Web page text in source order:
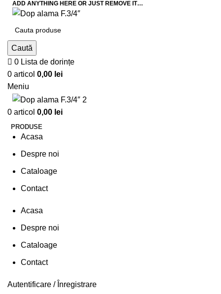
ADD ANYTHING HERE OR JUST REMOVE IT…
Caută
0 Lista de dorințe
0 articol 0,00 lei
Meniu
0 articol 0,00 lei
PRODUSE
Acasa
Despre noi
Cataloage
Contact
Acasa
Despre noi
Cataloage
Contact
Autentificare / Înregistrare